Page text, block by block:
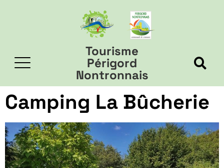
Tourisme
Périgord
Nontronnais
Camping La Bûcherie